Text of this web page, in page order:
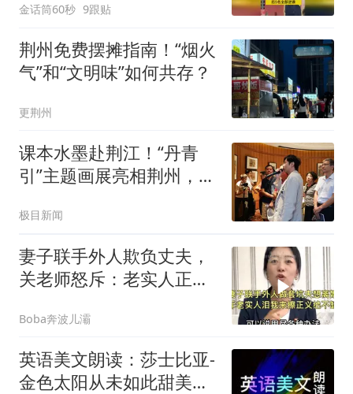
金话筒60秒 9跟贴
荆州免费摆摊指南！“烟火
气”和“文明味”如何共存？
更荆州
课本水墨赴荆江！“丹青
引”主题画展亮相荆州，点
极目新闻
妻子联手外人欺负丈夫，
关老师怒斥：老实人正义
Boba奔波儿灞
英语美文朗读：莎士比亚-
金色太阳从未如此甜美吻